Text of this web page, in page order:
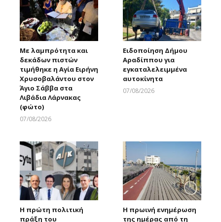
Με λαμπρότητα και
δεκάδων πιστών
τιμήθηκε η Αγία Ειρήνη
Χρυσοβαλάντου στον
Άγιο Σάββα στα
Λιβάδια Λάρνακας
(φώτο)
07/08/2026
Ειδοποίηση Δήμου
Αραδίππου για
εγκαταλελειμμένα
αυτοκίνητα
07/08/2026
Η πρώτη πολιτική
πράξη του
Η πρωινή ενημέρωση
της ημέρας από τη